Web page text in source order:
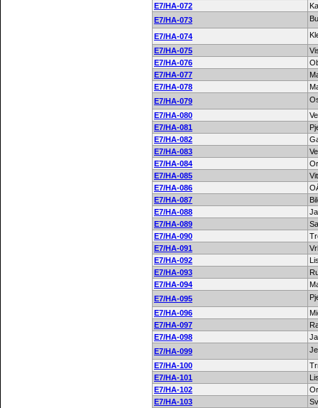
E7/HA-072
E7/HA-073
E7/HA-074
E7/HA-075
E7/HA-076
E7/HA-077
E7/HA-078
E7/HA-079
E7/HA-080
E7/HA-081
E7/HA-082
E7/HA-083
E7/HA-084
E7/HA-085
E7/HA-086
E7/HA-087
E7/HA-088
E7/HA-089
E7/HA-090
E7/HA-091
E7/HA-092
E7/HA-093
E7/HA-094
E7/HA-095
E7/HA-096
E7/HA-097
E7/HA-098
E7/HA-099
E7/HA-100
E7/HA-101
E7/HA-102
E7/HA-103